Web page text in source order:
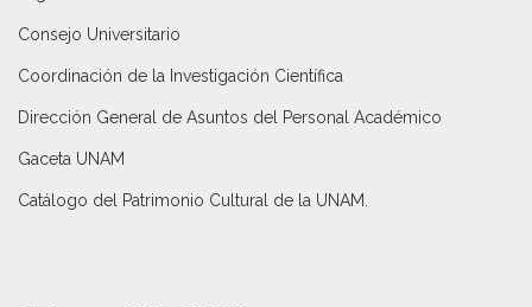
Consejo Universitario
Coordinación de la Investigación Científica
Dirección General de Asuntos del Personal Académico
Gaceta UNAM
Catálogo del Patrimonio Cultural de la UNAM.